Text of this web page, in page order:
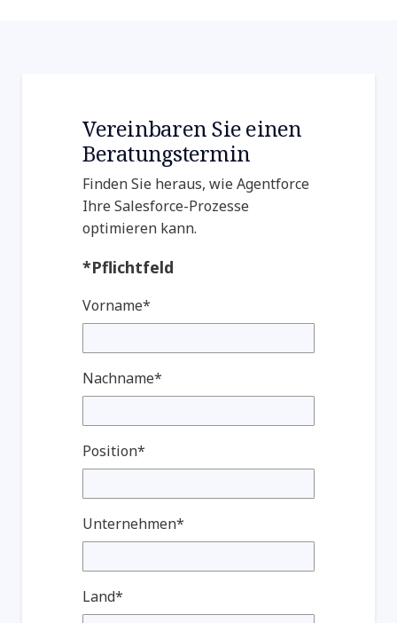
Vereinbaren Sie einen
Beratungstermin
Finden Sie heraus, wie Agentforce
Ihre Salesforce-Prozesse
optimieren kann.
*Pflichtfeld
Vorname*
Nachname*
Position*
Unternehmen*
Land*